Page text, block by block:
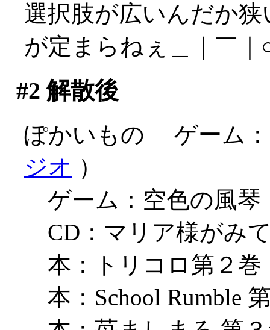
選択肢が広いんだか
が定まらねぇ＿｜￣｜
#2 解散後
ぽかいもの ゲーム：
ジオ ）
ゲーム：空色の風
CD：マリア様がみ
本：トリコロ第２
本：School Rumble